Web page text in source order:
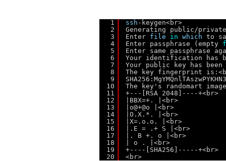
1
2
3
4
5
6
7
8
9
10
11
12
13
14
15
16
17
18
19
20
ssh -keygen<br>
Generating public/
Enter file in which
to
Enter passphrase (empty
Enter same passphrase
Your identification has
Your public key has
The key fingerprint
The key's randomart
+---[RSA 2048]----+<br>
|BBX=+. |<br>
|o@+@o |<br>
|O.X.*. |<br>
|X=.o.o. |<br>
|.E = .+ S |<br>
|. B +. o |<br>
| o . |<br>
+----[SHA256]-----+<br>
<br>